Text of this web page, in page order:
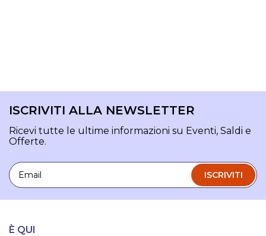
ISCRIVITI ALLA NEWSLETTER
Ricevi tutte le ultime informazioni su Eventi, Saldi e
Offerte.
Email
ISCRIVITI
È QUI